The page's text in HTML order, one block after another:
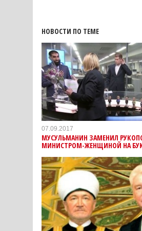
НОВОСТИ ПО ТЕМЕ
07.09.2017
МУСУЛЬМАНИН ЗАМЕНИЛ
МИНИСТРОМ-ЖЕНЩИНОЙ НА